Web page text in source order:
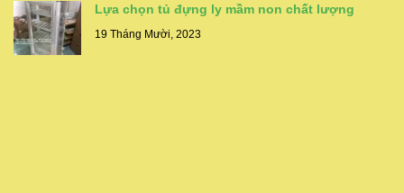
Lựa chọn tủ đựng ly mầm non chất lượng
19 Tháng Mười, 2023